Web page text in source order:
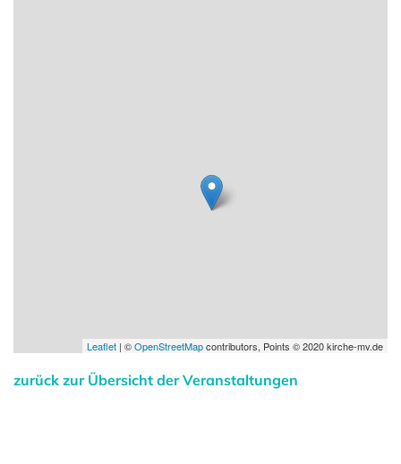
Leaflet | ©OpenStreetMapcontributors, Points © 2020 kirche-mv.de
zurück zur Übersicht der Veranstaltungen